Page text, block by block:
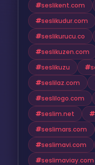
seslikent.com
seslikudur.com
seslikurucu.co
seslikuzen.com
seslikuzu
seslilaz.com
seslilogo.com
seslim.net
seslimars.com
seslimavi.com
seslimaviay.com